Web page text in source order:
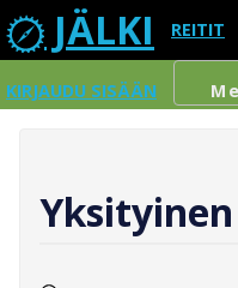
JÄLKI REITIT
KIRJAUDU SISÄÄN